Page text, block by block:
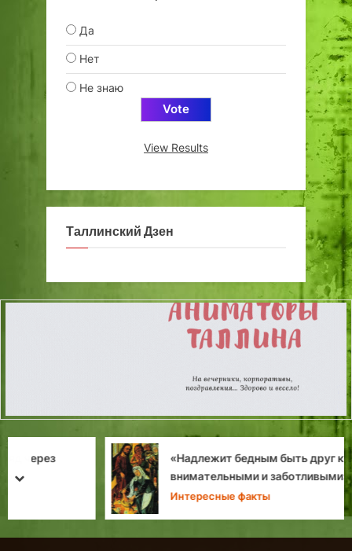
Да
Нет
Не знаю
View Results
Таллинский Дзен
«Надлежит бедным быть друг к другу
внимательными и заботливыми»
Интересные факты
prev
next